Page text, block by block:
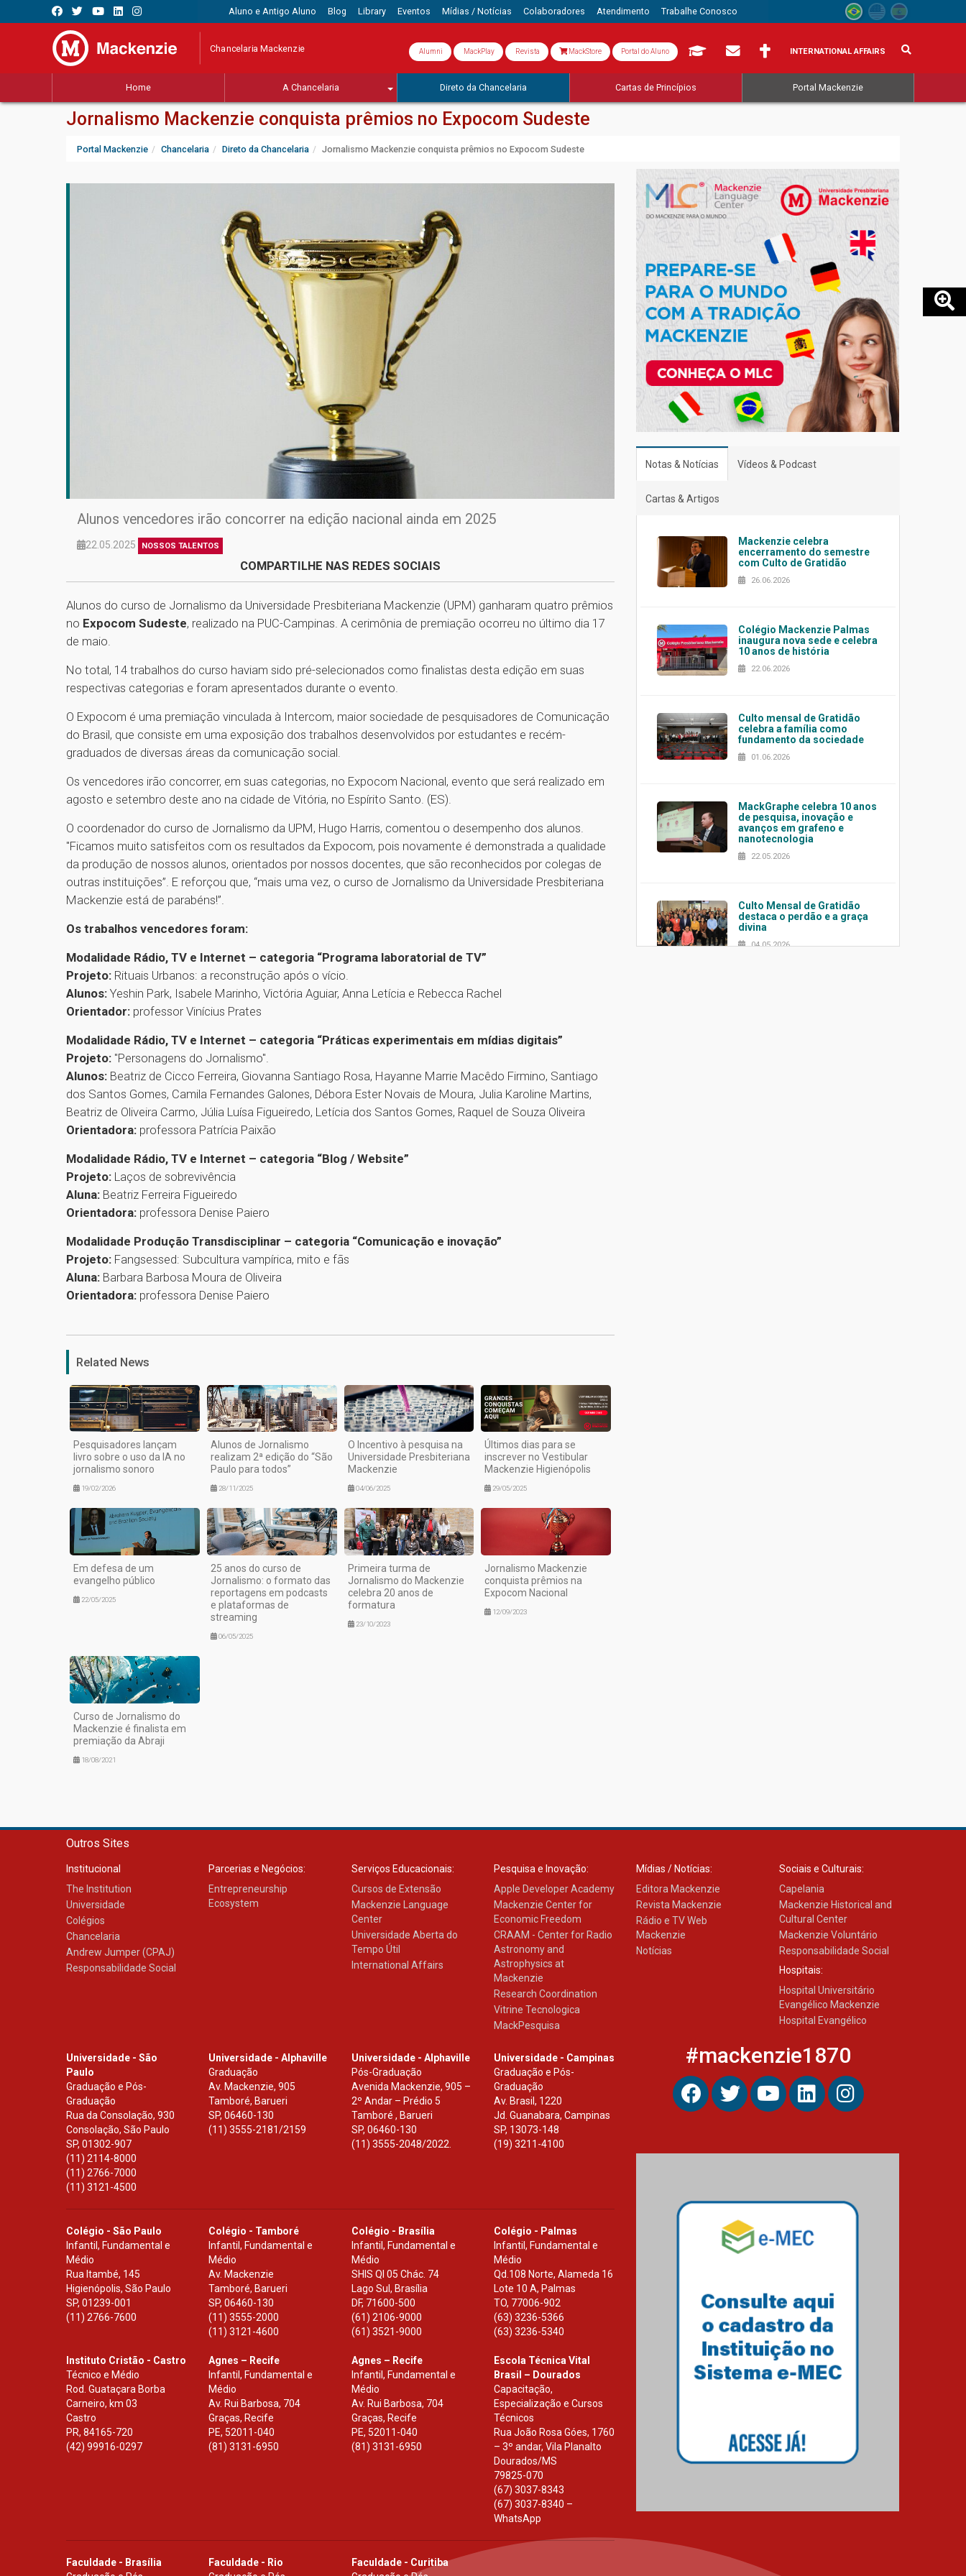
Aluno e Antigo Aluno Blog Library Eventos Mídias / Notícias Colaboradores Atendimento Trabalhe Conosco
Chancelaria Mackenzie Alumni MackPlay Revista MackStore Portal do Aluno INTERNATIONAL AFFAIRS
Home A Chancelaria Direto da Chancelaria Cartas de Princípios Portal Mackenzie
Jornalismo Mackenzie conquista prêmios no Expocom Sudeste
Portal Mackenzie Chancelaria Direto da Chancelaria Jornalismo Mackenzie conquista prêmios no Expocom Sudeste
Alunos vencedores irão concorrer na edição nacional ainda em 2025
22.05.2025 NOSSOS TALENTOS
COMPARTILHE NAS REDES SOCIAIS
Alunos do curso de Jornalismo da Universidade Presbiteriana Mackenzie (UPM) ganharam quatro prêmios
no Expocom Sudeste, realizado na PUC-Campinas. A cerimônia de premiação ocorreu no último dia 17
de maio.
No total, 14 trabalhos do curso haviam sido pré-selecionados como finalistas desta edição em suas
respectivas categorias e foram apresentados durante o evento.
O Expocom é uma premiação vinculada à Intercom, maior sociedade de pesquisadores de Comunicação
do Brasil, que consiste em uma exposição dos trabalhos desenvolvidos por estudantes e recém-
graduados de diversas áreas da comunicação social.
Os vencedores irão concorrer, em suas categorias, no Expocom Nacional, evento que será realizado em
agosto e setembro deste ano na cidade de Vitória, no Espírito Santo. (ES).
O coordenador do curso de Jornalismo da UPM, Hugo Harris, comentou o desempenho dos alunos.
"Ficamos muito satisfeitos com os resultados da Expocom, pois novamente é demonstrada a qualidade
da produção de nossos alunos, orientados por nossos docentes, que são reconhecidos por colegas de
outras instituições”. E reforçou que, “mais uma vez, o curso de Jornalismo da Universidade Presbiteriana
Mackenzie está de parabéns!”.
Os trabalhos vencedores foram:
Modalidade Rádio, TV e Internet – categoria “Programa laboratorial de TV”
Projeto: Rituais Urbanos: a reconstrução após o vício.
Alunos: Yeshin Park, Isabele Marinho, Victória Aguiar, Anna Letícia e Rebecca Rachel
Orientador: professor Vinícius Prates
Modalidade Rádio, TV e Internet – categoria “Práticas experimentais em mídias digitais”
Projeto: "Personagens do Jornalismo".
Alunos: Beatriz de Cicco Ferreira, Giovanna Santiago Rosa, Hayanne Marrie Macêdo Firmino, Santiago
dos Santos Gomes, Camila Fernandes Galones, Débora Ester Novais de Moura, Julia Karoline Martins,
Beatriz de Oliveira Carmo, Júlia Luísa Figueiredo, Letícia dos Santos Gomes, Raquel de Souza Oliveira
Orientadora: professora Patrícia Paixão
Modalidade Rádio, TV e Internet – categoria “Blog / Website”
Projeto: Laços de sobrevivência
Aluna: Beatriz Ferreira Figueiredo
Orientadora: professora Denise Paiero
Modalidade Produção Transdisciplinar – categoria “Comunicação e inovação”
Projeto: Fangsessed: Subcultura vampírica, mito e fãs
Aluna: Barbara Barbosa Moura de Oliveira
Orientadora: professora Denise Paiero
Related News
Pesquisadores lançam
livro sobre o uso da IA no
jornalismo sonoro
19/02/2026
Alunos de Jornalismo
realizam 2ª edição do “São
Paulo para todos”
28/11/2025
O Incentivo à pesquisa na
Universidade Presbiteriana
Mackenzie
04/06/2025
Últimos dias para se
inscrever no Vestibular
Mackenzie Higienópolis
29/05/2025
Em defesa de um
evangelho público
22/05/2025
25 anos do curso de
Jornalismo: o formato das
reportagens em podcasts
e plataformas de
streaming
06/05/2025
Primeira turma de
Jornalismo do Mackenzie
celebra 20 anos de
formatura
23/10/2023
Jornalismo Mackenzie
conquista prêmios na
Expocom Nacional
12/09/2023
Curso de Jornalismo do
Mackenzie é finalista em
premiação da Abraji
18/08/2021
Notas & Notícias Vídeos & Podcast
Cartas & Artigos
Mackenzie celebra
encerramento do semestre
com Culto de Gratidão
26.06.2026
Colégio Mackenzie Palmas
inaugura nova sede e celebra
10 anos de história
22.06.2026
Culto mensal de Gratidão
celebra a família como
fundamento da sociedade
01.06.2026
MackGraphe celebra 10 anos
de pesquisa, inovação e
avanços em grafeno e
nanotecnologia
22.05.2026
Culto Mensal de Gratidão
destaca o perdão e a graça
divina
04.05.2026
Outros Sites
Institucional
The Institution
Universidade
Colégios
Chancelaria
Andrew Jumper (CPAJ)
Responsabilidade Social
Parcerias e Negócios:
Entrepreneurship
Ecosystem
Serviços Educacionais:
Cursos de Extensão
Mackenzie Language
Center
Universidade Aberta do
Tempo Útil
International Affairs
Pesquisa e Inovação:
Apple Developer Academy
Mackenzie Center for
Economic Freedom
CRAAM - Center for Radio
Astronomy and
Astrophysics at
Mackenzie
Research Coordination
Vitrine Tecnologica
MackPesquisa
Mídias / Notícias:
Editora Mackenzie
Revista Mackenzie
Rádio e TV Web
Mackenzie
Notícias
Sociais e Culturais:
Capelania
Mackenzie Historical and
Cultural Center
Mackenzie Voluntário
Responsabilidade Social
Hospitais:
Hospital Universitário
Evangélico Mackenzie
Hospital Evangélico
Universidade - São
Paulo
Graduação e Pós-
Graduação
Rua da Consolação, 930
Consolação, São Paulo
SP, 01302-907
(11) 2114-8000
(11) 2766-7000
(11) 3121-4500
Universidade - Alphaville
Graduação
Av. Mackenzie, 905
Tamboré, Barueri
SP,06460-130
(11) 3555-2181/2159
Universidade - Alphaville
Pós-Graduação
Avenida Mackenzie, 905 –
2º Andar – Prédio 5
Tamboré , Barueri
SP, 06460-130
(11) 3555-2048/2022.
Universidade - Campinas
Graduação e Pós-
Graduação
Av. Brasil, 1220
Jd. Guanabara, Campinas
SP, 13073-148
(19) 3211-4100
Colégio - São Paulo
Infantil, Fundamental e
Médio
Rua Itambé, 145
Higienópolis, São Paulo
SP, 01239-001
(11) 2766-7600
Colégio - Tamboré
Infantil, Fundamental e
Médio
Av. Mackenzie
Tamboré, Barueri
SP,06460-130
(11) 3555-2000
(11) 3121-4600
Colégio - Brasília
Infantil, Fundamental e
Médio
SHIS Ql 05 Chác. 74
Lago Sul, Brasília
DF, 71600-500
(61) 2106-9000
(61) 3521-9000
Colégio - Palmas
Infantil, Fundamental e
Médio
Qd.108 Norte, Alameda 16
Lote 10 A, Palmas
TO, 77006-902
(63) 3236-5366
(63) 3236-5340
Instituto Cristão - Castro
Técnico e Médio
Rod. Guataçara Borba
Carneiro, km 03
Castro
PR, 84165-720
(42) 99916-0297
Agnes – Recife
Infantil, Fundamental e
Médio
Av. Rui Barbosa, 704
Graças, Recife
PE, 52011-040
(81) 3131-6950
Agnes – Recife
Infantil, Fundamental e
Médio
Av. Rui Barbosa, 704
Graças, Recife
PE, 52011-040
(81) 3131-6950
Escola Técnica Vital
Brasil – Dourados
Capacitação,
Especialização e Cursos
Técnicos
Rua João Rosa Góes, 1760
– 3º andar, Vila Planalto
Dourados/MS
79825-070
(67) 3037-8343
(67) 3037-8340 –
WhatsApp
Faculdade - Brasília
Faculdade - Rio
Faculdade - Curitiba
#mackenzie1870